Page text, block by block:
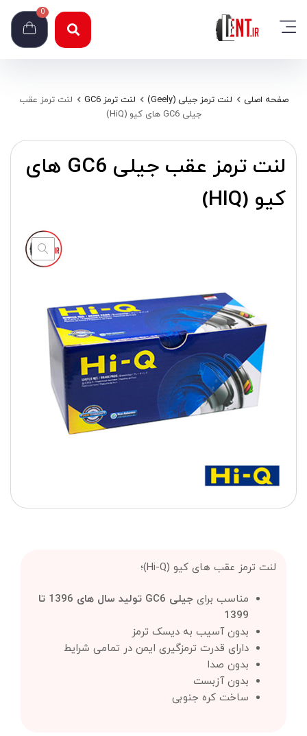
0
صفحه اصلی لنت ترمز جیلی (Geely) لنت ترمز GC6
لنت ترمز عقب
جیلی GC6 های کیو (HiQ)
لنت ترمز عقب جیلی GC6 های
کیو (HIQ)
لنت ترمز عقب های کیو (Hi-Q)؛
مناسب برای
جیلی GC6 تولید سال های 1396 تا
1399
بدون آسیب به دیسک ترمز
دارای قدرت ترمزگیری ایمن در تمامی شرایط
بدون صدا
بدون آزبست
ساخت کره جنوبی